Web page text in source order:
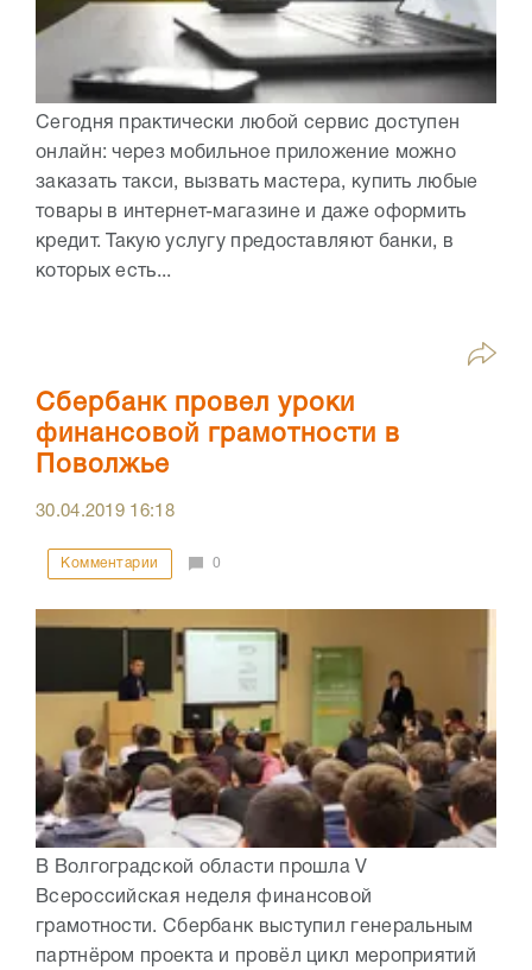
Сегодня практически любой сервис доступен
онлайн: через мобильное приложение можно
заказать такси, вызвать мастера, купить любые
товары в интернет-магазине и даже оформить
кредит. Такую услугу предоставляют банки, в
которых есть...
Сбербанк провел уроки
финансовой грамотности в
Поволжье
30.04.2019 16:18
Комментарии 0
В Волгоградской области прошла V
Всероссийская неделя финансовой
грамотности. Сбербанк выступил генеральным
партнёром проекта и провёл цикл мероприятий